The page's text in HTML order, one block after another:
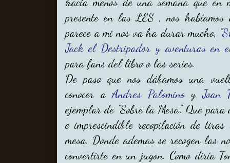
presente en las LES , nos habíamos
parece a mi nos va ha durar mucho, "
Jack el Destripador y aventuras en
para fans del libro o las series.
De paso que nos dábamos una
conocer aAndres PalominoyJoan
ejemplar de "Sobre la Mesa". Que
e imprescindible recopilación de
mesa. Donde ademas se recogen las
convertirte en un jugon. Como diría